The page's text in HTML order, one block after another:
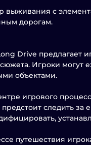
выживания с
дорогам.
Drive предлагает
Игроки могут
объектами.
игрового
следить за
путешествия